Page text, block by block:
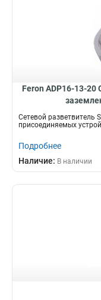
Feron ADP16-13-20
Сетевой разветвитель
присоединяемых
Подробнее
Наличие: В наличии